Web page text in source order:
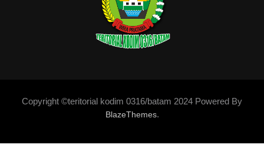
Copyright ©teritorial kodim 0316/batam 2024 Powered By
BlazeThemes.